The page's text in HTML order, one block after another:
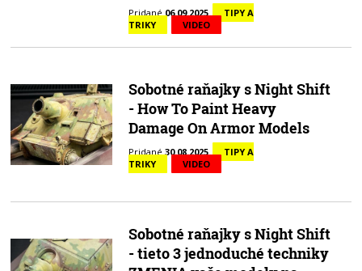
Pridané06.09.2025
TIPY A
TRIKY
VIDEO
Sobotné raňajky s Night Shift
- How To Paint Heavy
Damage On Armor Models
Pridané30.08.2025
TIPY A
TRIKY
VIDEO
Sobotné raňajky s Night Shift
- tieto 3 jednoduché techniky